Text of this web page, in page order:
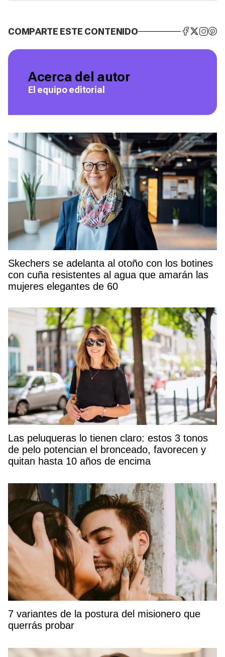
COMPARTE ESTE CONTENIDO
Acerca del autor
El equipo editorial
Skechers se adelanta al otoño con los botines
con cuña resistentes al agua que amarán las
mujeres elegantes de 60
Las peluqueras lo tienen claro: estos 3 tonos
de pelo potencian el bronceado, favorecen y
quitan hasta 10 años de encima
7 variantes de la postura del misionero que
querrás probar